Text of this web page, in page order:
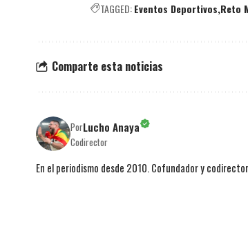
TAGGED:Eventos Deportivos Reto
Comparte esta noticias
PorLucho Anaya
Codirector
En el periodismo desde 2010. Cofundador y